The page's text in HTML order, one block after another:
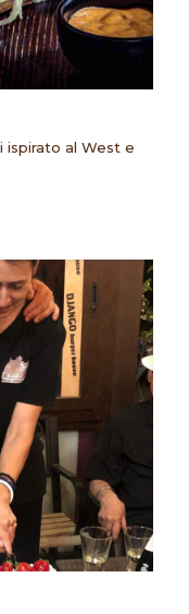
ispirato al West e